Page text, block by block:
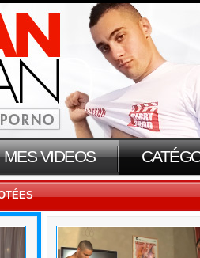
MES VIDEOS